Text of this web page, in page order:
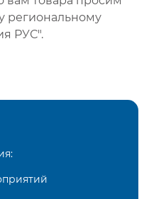
региональному
РУС".